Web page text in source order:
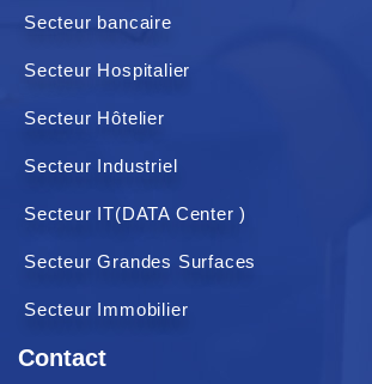
Secteur bancaire
Secteur Hospitalier
Secteur Hôtelier
Secteur Industriel
Secteur IT(DATA Center )
Secteur Grandes Surfaces
Secteur Immobilier
Contact